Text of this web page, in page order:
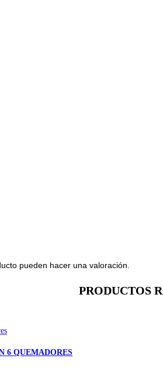
pueden hacer una valoración.
PRODUCTOS
6 QUEMADORES